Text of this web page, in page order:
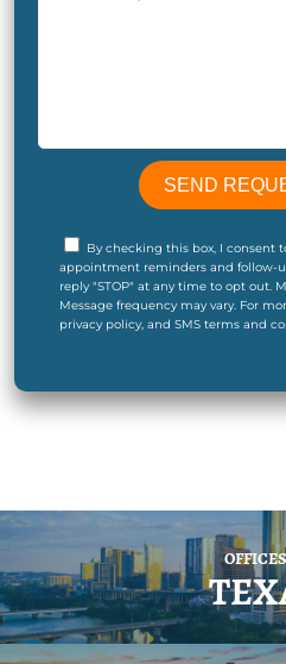
By checking this box, I consent
appointment reminders and follow-
reply "STOP" at any time to opt out.
Message frequency may vary. For
privacy policy, and SMS terms and